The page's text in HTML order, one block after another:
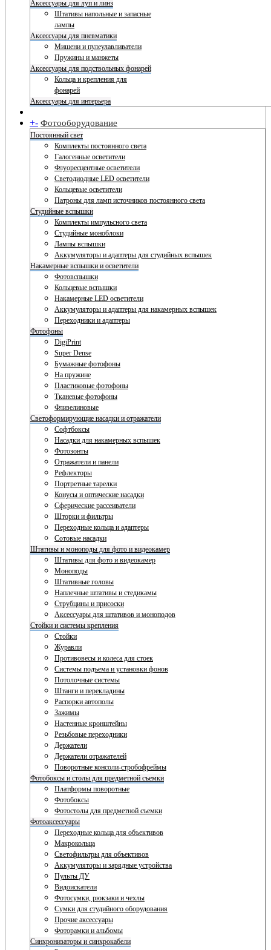
Аксессуары для луп и линз
Штативы напольные и запасные
лампы
Аксессуары для пневматики
Мишени и пулеулавливатели
Пружины и манжеты
Аксессуары для подствольных фонарей
Кольца и крепления для
фонарей
Аксессуары для интерьера
+- Фотооборудование
Постоянный свет
Комплекты постоянного света
Галогенные осветители
Флуоресцентные осветители
Светодиодные LED осветители
Кольцевые осветители
Патроны для ламп источников постоянного света
Студийные вспышки
Комплекты импульсного света
Студийные моноблоки
Лампы вспышки
Аккумуляторы и адаптеры для студийных вспышек
Накамерные вспышки и осветители
Фотовспышки
Кольцевые вспышки
Накамерные LED осветители
Аккумуляторы и адаптеры для накамерных вспышек
Переходники и адаптеры
Фотофоны
DigiPrint
Super Dense
Бумажные фотофоны
На пружине
Пластиковые фотофоны
Тканевые фотофоны
Флизелиновые
Светоформирующие насадки и отражатели
Софтбоксы
Насадки для накамерных вспышек
Фотозонты
Отражатели и панели
Рефлекторы
Портретные тарелки
Конусы и оптические насадки
Сферические рассеиватели
Шторки и фильтры
Переходные кольца и адаптеры
Сотовые насадки
Штативы и моноподы для фото и видеокамер
Штативы для фото и видеокамер
Моноподы
Штативные головы
Наплечные штативы и стедикамы
Струбцины и присоски
Аксессуары для штативов и моноподов
Стойки и системы крепления
Стойки
Журавли
Противовесы и колеса для стоек
Системы подъема и установки фонов
Потолочные системы
Штанги и перекладины
Распорки автополы
Зажимы
Настенные кронштейны
Резьбовые переходники
Держатели
Держатели отражателей
Поворотные консоли-стробофреймы
Фотобоксы и столы для предметной съемки
Платформы поворотные
Фотобоксы
Фотостолы для предметной съемки
Фотоаксессуары
Переходные кольца для объективов
Макрокольца
Светофильтры для объективов
Аккумуляторы и зарядные устройства
Пульты ДУ
Видоискатели
Фотосумки, рюкзаки и чехлы
Сумки для студийного оборудования
Прочие аксессуары
Фоторамки и альбомы
Синхронизаторы и синхрокабели